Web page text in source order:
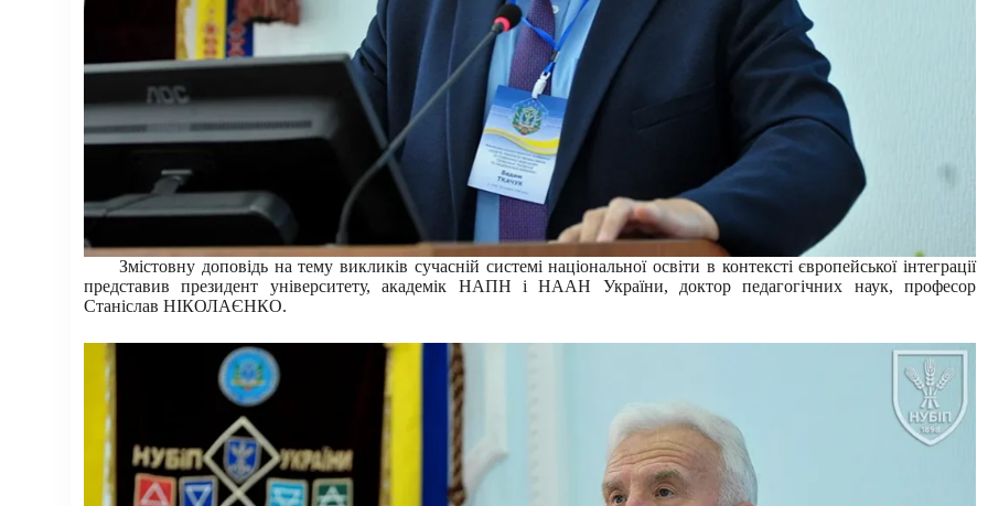
Змістовну доповідь на тему викликів сучасній системі національної освіти в контексті європейської інтеграції
представив президент університету, академік НАПН і НААН України, доктор педагогічних наук, професор
Станіслав НІКОЛАЄНКО.